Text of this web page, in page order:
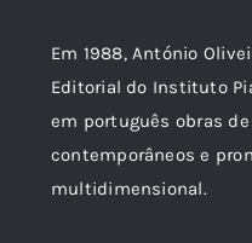
Em 1988, António
Editorial do Instituto
em português obras
contemporâneos e
multidimensional.